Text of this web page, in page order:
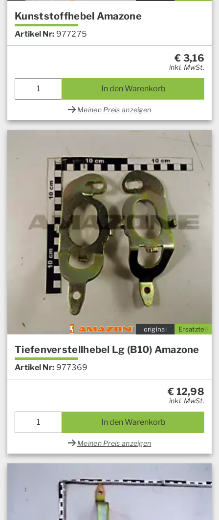
Kunststoffhebel Amazone
Artikel Nr: 977275
€ 3,16
inkl. MwSt.
In den Warenkorb
Meinen Preis anzeigen
Ersatzteil
original
Tiefenverstellhebel Lg (B10) Amazone
Artikel Nr: 977369
€ 12,98
inkl. MwSt.
In den Warenkorb
Meinen Preis anzeigen